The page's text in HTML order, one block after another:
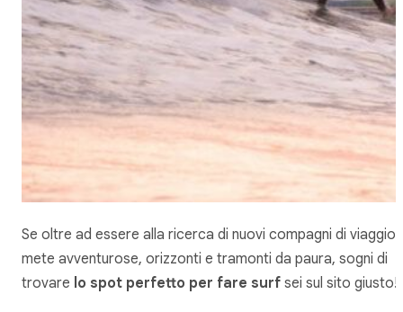
Se oltre ad essere alla ricerca di nuovi compagni di viaggio,
mete avventurose, orizzonti e tramonti da paura, sogni di
trovare lo spot perfetto per fare surf sei sul sito giusto!